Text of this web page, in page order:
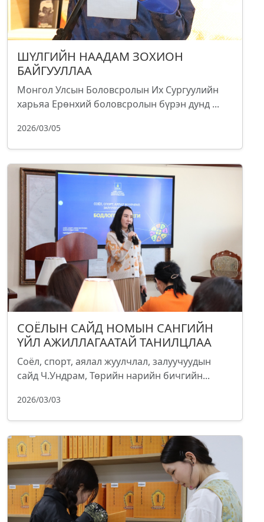
ШҮЛГИЙН НААДАМ ЗОХИОН
БАЙГУУЛЛАА
Монгол Улсын Боловсролын Их Сургуулийн
харьяа Ерөнхий боловсролын бүрэн дунд ...
2026/03/05
СОЁЛЫН САЙД НОМЫН САНГИЙН
ҮЙЛ АЖИЛЛАГААТАЙ ТАНИЛЦЛАА
Соёл, спорт, аялал жуулчлал, залуучуудын
сайд Ч.Ундрам, Төрийн нарийн бичгийн...
2026/03/03